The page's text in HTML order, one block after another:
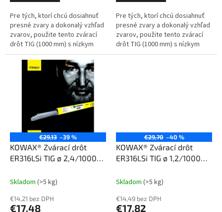
Pre tých, ktorí chcú dosiahnuť
presné zvary a dokonalý vzhľad
zvarov, použite tento zvárací
drôt TIG (1000 mm) s nízkym
obsahom uhlíka na zváranie
nehrdzavejúcich ocelí typu...
Pre tých, ktorí chcú dosiahnuť
presné zvary a dokonalý vzhľad
zvarov, použite tento zvárací
drôt TIG (1000 mm) s nízkym
obsahom uhlíka na zváranie
€29,13 –39 %
KOWAX® Zvárací drôt
ER316LSi TIG ø 2,4/1000
Skladom (>5 kg)
€14,21 bez DPH
€17,48
€29,70 –40 %
KOWAX® Zvárací drôt
ER316LSi TIG ø 1,2/1000
Skladom (>5 kg)
€14,49 bez DPH
€17,82